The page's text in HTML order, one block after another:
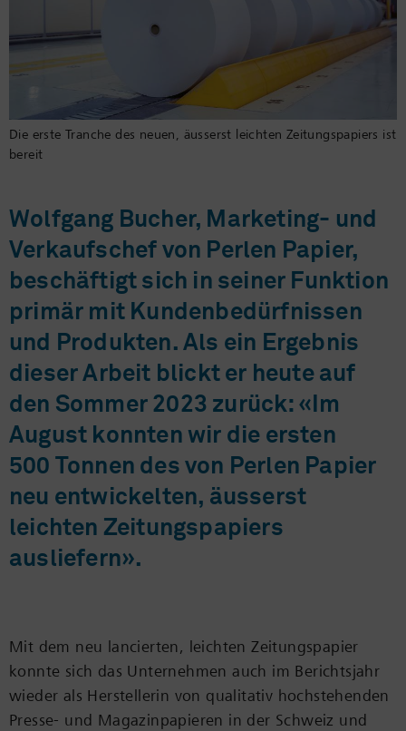
Die erste Tranche des neuen, äusserst leichten Zeitungspapiers ist
bereit
Wolfgang Bucher, Marketing- und
Verkaufschef von Perlen Papier,
beschäftigt sich in seiner Funktion
primär mit Kundenbedürfnissen
und Produkten. Als ein Ergebnis
dieser Arbeit blickt er heute auf
den Sommer 2023 zurück: «Im
August konnten wir die ersten
500 Tonnen des von Perlen Papier
neu entwickelten, äusserst
leichten Zeitungspapiers
ausliefern».
Mit dem neu lancierten, leichten Zeitungspapier
konnte sich das Unternehmen auch im Berichtsjahr
wieder als Herstellerin von qualitativ hochstehenden
Presse- und Magazinpapieren in der Schweiz und